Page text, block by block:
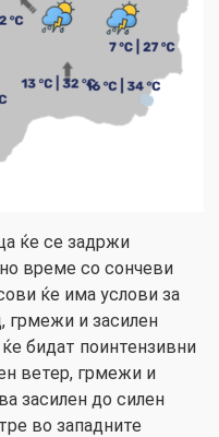
ќе се задржи
време со сончеви
ќе има услови за
грмежи и засилен
бидат поинтензивни
ветер, грмежи и
засилен до силен
во западните